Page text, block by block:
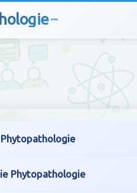
Phytopathologie